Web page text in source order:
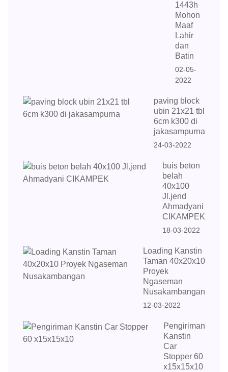
1443h
Mohon
Maaf
Lahir
dan
Batin
02-05-
2022
paving block
ubin 21x21 tbl
6cm k300 di
jakasampurna
24-03-2022
buis beton
belah
40x100
Jl.jend
Ahmadyani
CIKAMPEK
18-03-2022
Loading Kanstin
Taman 40x20x10
Proyek
Ngaseman
Nusakambangan
12-03-2022
Pengiriman
Kanstin
Car
Stopper 60
x15x15x10